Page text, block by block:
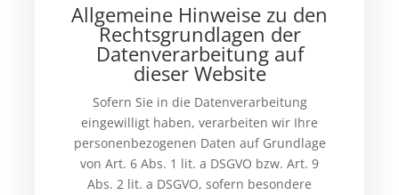
Allgemeine Hinweise zu den
Rechtsgrundlagen der
Datenverarbeitung auf
dieser Website
Sofern Sie in die Datenverarbeitung
eingewilligt haben, verarbeiten wir Ihre
personenbezogenen Daten auf Grundlage
von Art. 6 Abs. 1 lit. a DSGVO bzw. Art. 9
Abs. 2 lit. a DSGVO, sofern besondere